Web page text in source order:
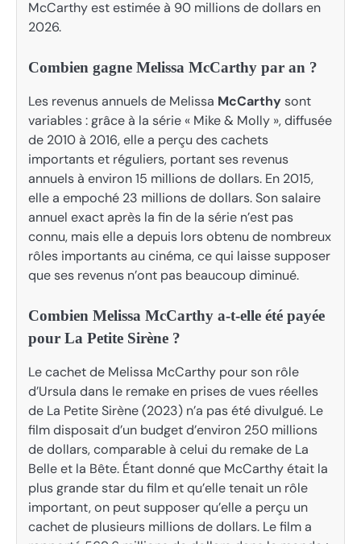
McCarthy est estimée à 90 millions de dollars en
2026.
Combien gagne Melissa McCarthy par an ?
Les revenus annuels de Melissa McCarthysont
variables : grâce à la série « Mike & Molly », diffusée
de 2010 à 2016, elle a perçu des cachets
importants et réguliers, portant ses revenus
annuels à environ 15 millions de dollars. En 2015,
elle a empoché 23 millions de dollars. Son salaire
annuel exact après la fin de la série n’est pas
connu, mais elle a depuis lors obtenu de nombreux
rôles importants au cinéma, ce qui laisse supposer
que ses revenus n’ont pas beaucoup diminué.
Combien Melissa McCarthy a-t-elle été payée
pour La Petite Sirène ?
Le cachet de Melissa McCarthy pour son rôle
d’Ursula dans le remake en prises de vues réelles
de La Petite Sirène (2023) n’a pas été divulgué. Le
film disposait d’un budget d’environ 250 millions
de dollars, comparable à celui du remake de La
Belle et la Bête. Étant donné que McCarthy était la
plus grande star du film et qu’elle tenait un rôle
important, on peut supposer qu’elle a perçu un
cachet de plusieurs millions de dollars. Le film a